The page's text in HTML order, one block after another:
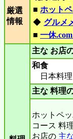
厳選
情報
■ ホット
◆ グルメ
■ 一休
主な お店
和食
日本料理
主な 料理
ホットペ
コース 料
お店の 主